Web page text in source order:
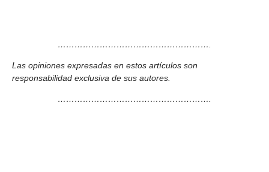
……………………………………………….
Las opiniones expresadas en estos artículos son
responsabilidad exclusiva de sus autores.
……………………………………………….